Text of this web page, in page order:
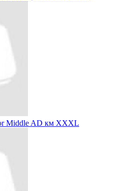
Middle AD км XXXL